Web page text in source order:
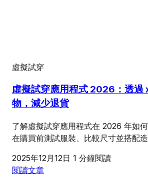
虛擬試穿
虛擬試穿應用程式 2026：透過
物，減少退貨
了解虛擬試穿應用程式在 2026 年如
在購買前測試服裝、比較尺寸並搭配造
2025年12月12日 1 分鐘閱讀
閱讀文章